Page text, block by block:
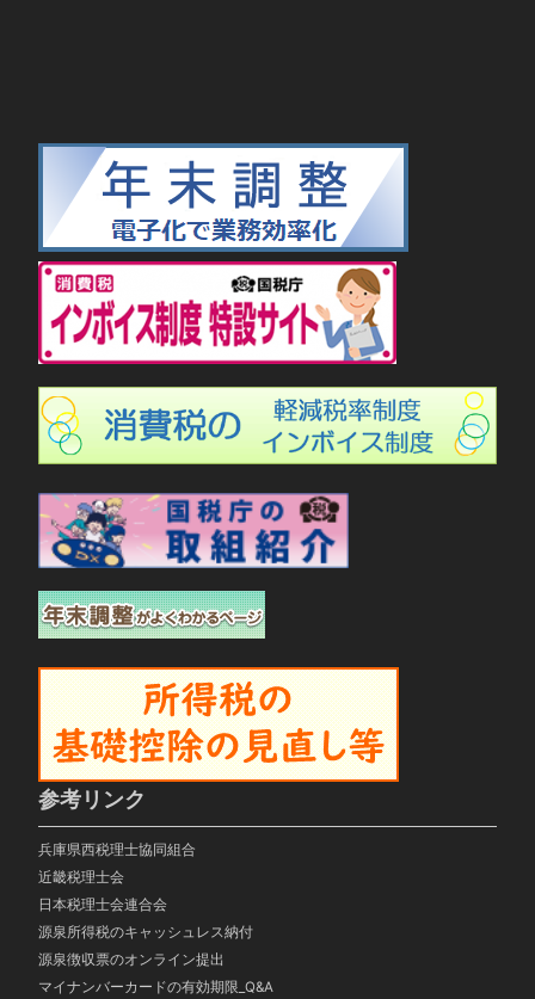
参考リンク
兵庫県西税理士協同組合
近畿税理士会
日本税理士会連合会
源泉所得税のキャッシュレス納付
源泉徴収票のオンライン提出
マイナンバーカードの有効期限_Q&A